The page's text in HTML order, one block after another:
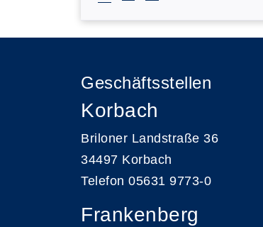
Geschäftsstellen
Korbach
Briloner Landstraße 36
34497 Korbach
Telefon 05631 9773-0
Frankenberg